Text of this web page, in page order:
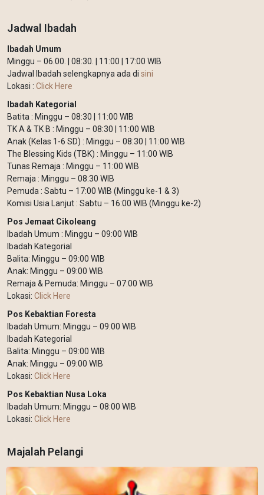
Jadwal Ibadah
Ibadah Umum
Minggu – 06.00. | 08:30. | 11:00 | 17:00 WIB
Jadwal Ibadah selengkapnya ada di sini
Lokasi : Click Here
Ibadah Kategorial
Batita : Minggu – 08:30 | 11:00 WIB
TK A & TK B : Minggu – 08:30 | 11:00 WIB
Anak (Kelas 1-6 SD) : Minggu – 08:30 | 11:00 WIB
The Blessing Kids (TBK) : Minggu – 11:00 WIB
Tunas Remaja : Minggu – 11:00 WIB
Remaja : Minggu – 08:30 WIB
Pemuda : Sabtu – 17:00 WIB (Minggu ke-1 & 3)
Komisi Usia Lanjut : Sabtu – 16:00 WIB (Minggu ke-2)
Pos Jemaat Cikoleang
Ibadah Umum : Minggu – 09:00 WIB
Ibadah Kategorial
Balita: Minggu – 09:00 WIB
Anak: Minggu – 09:00 WIB
Remaja & Pemuda: Minggu – 07:00 WIB
Lokasi: Click Here
Pos Kebaktian Foresta
Ibadah Umum: Minggu – 09:00 WIB
Ibadah Kategorial
Balita: Minggu – 09:00 WIB
Anak: Minggu – 09:00 WIB
Lokasi: Click Here
Pos Kebaktian Nusa Loka
Ibadah Umum: Minggu – 08:00 WIB
Lokasi: Click Here
Majalah Pelangi